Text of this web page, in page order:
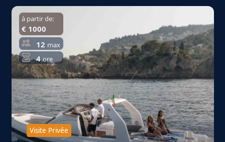
à partir de:
€ 1000
12 max
4 ore
Visite Privée